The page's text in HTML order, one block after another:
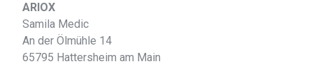
ARIOX
Samila Medic
An der Ölmühle 14
65795 Hattersheim am Main